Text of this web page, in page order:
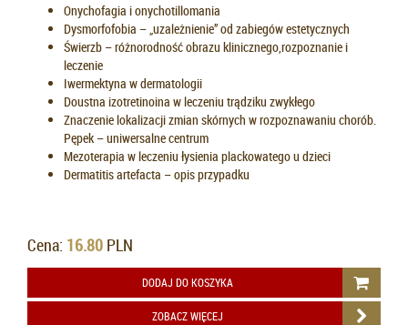
Onychofagia i onychotillomania
Dysmorfofobia – „uzależnienie” od zabiegów estetycznych
Świerzb – różnorodność obrazu klinicznego,rozpoznanie i
leczenie
Iwermektyna w dermatologii
Doustna izotretinoina w leczeniu trądziku zwykłego
Znaczenie lokalizacji zmian skórnych w rozpoznawaniu chorób.
Pępek – uniwersalne centrum
Mezoterapia w leczeniu łysienia plackowatego u dzieci
Dermatitis artefacta – opis przypadku
Cena: 16.80 PLN
DODAJ DO KOSZYKA
ZOBACZ WIĘCEJ